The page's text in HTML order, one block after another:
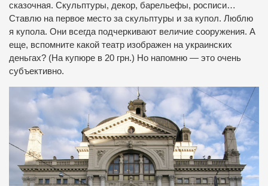
сказочная. Скульптуры, декор, барельефы, росписи…
Ставлю на первое место за скульптуры и за купол. Люблю
я купола. Они всегда подчеркивают величие сооружения. А
еще, вспомните какой театр изображен на украинских
деньгах? (На купюре в 20 грн.) Но напомню — это очень
субъективно.